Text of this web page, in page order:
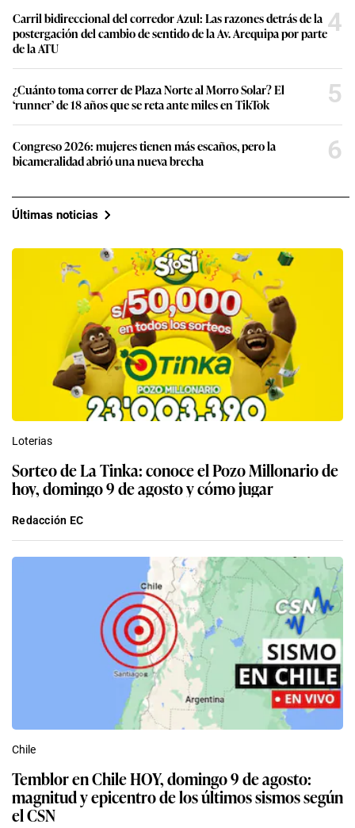
Carril bidireccional del corredor Azul: Las razones detrás de la
postergación del cambio de sentido de la Av. Arequipa por parte
de la ATU
4
¿Cuánto toma correr de Plaza Norte al Morro Solar? El
‘runner’ de 18 años que se reta ante miles en TikTok
5
Congreso 2026: mujeres tienen más escaños, pero la
bicameralidad abrió una nueva brecha
6
Últimas noticias
Loterias
Sorteo de La Tinka: conoce el Pozo Millonario de
hoy, domingo 9 de agosto y cómo jugar
Redacción EC
Chile
Temblor en Chile HOY, domingo 9 de agosto:
magnitud y epicentro de los últimos sismos según
el CSN